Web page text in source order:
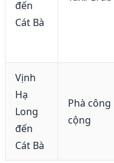
đến
Cát Bà
Vịnh
Hạ
Long
đến
Cát Bà
Phà công
cộng